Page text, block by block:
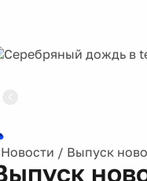
Новости / Выпуск